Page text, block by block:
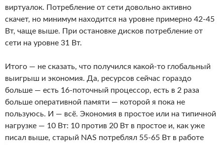
виртуалок. Потребление от сети довольно активно
скачет, но минимум находится на уровне примерно 42-45
Вт, чаще выше. При остановке дисков потребление от
сети на уровне 31 Вт.
Итого — не сказать, что получился какой-то глобальный
выигрыш и экономия. Да, ресурсов сейчас гораздо
больше — есть 16-поточный процессор, есть в 2 раза
больше оперативной памяти — которой я пока не
пользуюсь. И — всё. Экономия в простое или на типичной
нагрузке — 10 Вт: 10 против 20 Вт в простое и, как уже
писал выше, старый NAS потреблял 55-65 Вт в работе